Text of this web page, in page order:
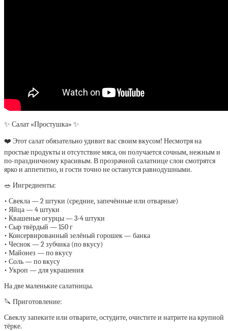
✨ Салат «Простушка» ✨
❤️ Этот салат обязательно удивит вас своим вкусом! Несмотря на
простые продукты и отсутствие мяса, он получается сочным, нежным и
по-праздничному красивым. В прозрачной салатнице слои смотрятся
ярко и аппетитно, и гости точно не останутся равнодушными.
🥗 Ингредиенты:
• Свекла — 2 штуки (средние, запечённые или отварные)
• Яйца — 4 штуки
• Квашеные огурцы — 3-4 штуки
• Сыр твёрдый — 150 г
• Консервированный зелёный горошек — банка
• Чеснок — 2 зубчика (по вкусу)
• Майонез — по вкусу
• Соль — по вкусу
• Укроп — для украшения
На две маленькие салатницы.
🔪 Приготовление:
Свеклу запеките или отварите, остудите, очистите и натрите на крупной
тёрке.